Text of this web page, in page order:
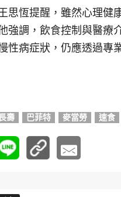
思恆提醒，雖然心理健
強調，飲食控制與醫療
性病症狀，仍應透過
壽 巴菲特 麥當勞 速食